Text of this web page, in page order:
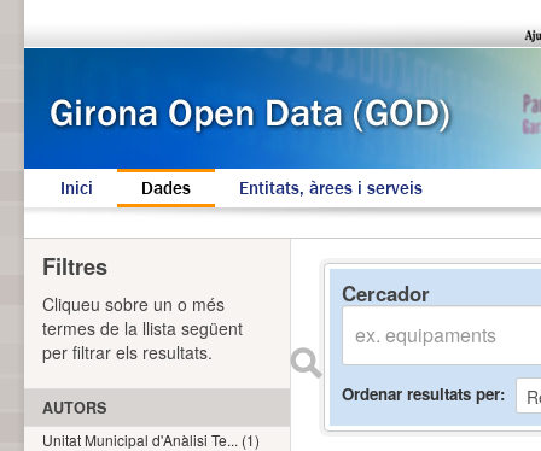
Inici Dades Entitats, àrees i serveis
Cercador
Ordenar resultats per
Filtres
Cliqueu sobre un o més
termes de la llista següent
per filtrar els resultats.
AUTORS
Unitat Municipal d'Anàlisi Te... (1)